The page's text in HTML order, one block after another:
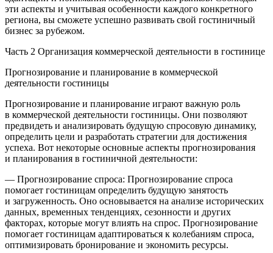
эти аспекты и учитывая особенности каждого конкретного
региона, вы сможете успешно развивать свой гостиничный
бизнес за рубежом.
Часть 2 Организация коммерческой деятельности в гостинице
Прогнозирование и планирование в коммерческой
деятельности гостиницы
Прогнозирование и планирование играют важную роль
в коммерческой деятельности гостиницы. Они позволяют
предвидеть и анализировать будущую спросовую динамику,
определить цели и разработать стратегии для достижения
успеха. Вот некоторые основные аспекты прогнозирования
и планирования в гостиничной деятельности:
— Прогнозирование спроса: Прогнозирование спроса
помогает гостиницам определить будущую занятость
и загруженность. Оно основывается на анализе исторических
данных, временных тенденциях, сезонности и других
факторах, которые могут влиять на спрос. Прогнозирование
помогает гостиницам адаптироваться к колебаниям спроса,
оптимизировать бронирование и экономить ресурсы.